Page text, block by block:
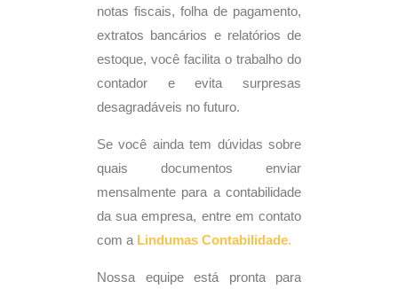
notas fiscais, folha de pagamento,
extratos bancários e relatórios de
estoque, você facilita o trabalho do
contador e evita surpresas
desagradáveis no futuro.
Se você ainda tem dúvidas sobre
quais documentos enviar
mensalmente para a contabilidade
da sua empresa, entre em contato
com a Lindumas Contabilidade.
Nossa equipe está pronta para